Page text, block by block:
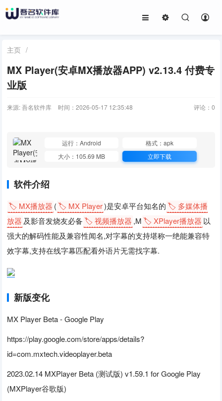
主页 /
MX Player(安卓MX播放器APP) v2.13.4 付费专
业版
来源: 吾名软件库 时间：2026-05-17 12:35:48 评论： 0
运行：Android
格式：apk
大小：105.69 MB
立即下载
软件介绍
🏷️ MX播放器 (🏷️ MX Player)是安卓平台知名的 🏷️ 多媒体播
放器 及影音发烧友必备 🏷️ 视频播放器 ,M 🏷️ XPlayer播放器 以
强大的解码性能及兼容性闻名,对字幕的支持堪称一绝能兼容特
效字幕,支持在线字幕匹配看外语片无需找字幕.
新版变化
MX Player Beta - Google Play
https://play.google.com/store/apps/details?
id=com.mxtech.videoplayer.beta
2023.02.14 MXPlayer Beta (测试版) v1.59.1 for Google Play
(MXPlayer谷歌版)